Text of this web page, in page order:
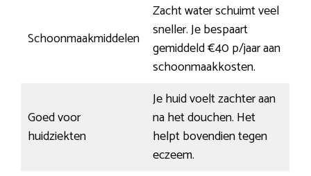
Schoonmaakmiddelen
Zacht water schuimt veel
sneller. Je bespaart
gemiddeld €40 p/jaar aan
schoonmaakkosten.
Goed voor
huidziekten
Je huid voelt zachter aan
na het douchen. Het
helpt bovendien tegen
eczeem.